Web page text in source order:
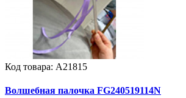
Код товара: А21815
Волшебная палочка FG240519114N